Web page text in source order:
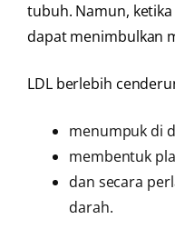
tubuh. Namun,
dapat menimbulkan
LDL berlebih
menumpuk di
membentuk
dan secara
darah.